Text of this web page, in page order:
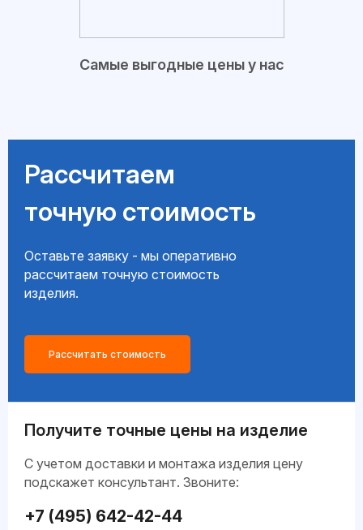
Самые выгодные цены у нас
Рассчитаем
точную стоимость
Оставьте заявку - мы оперативно
рассчитаем точную стоимость
изделия.
Рассчитать стоимость
Получите точные цены на изделие
C учетом доставки и монтажа изделия цену
подскажет консультант. Звоните:
+7 (495) 642-42-44